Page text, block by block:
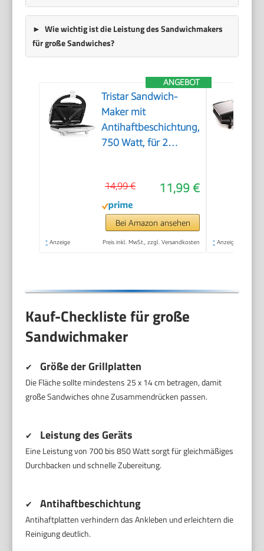
Wie wichtig ist die Leistung des Sandwichmakers
für große Sandwiches?
ANGEBOT
Tristar Sandwich-
Maker mit
Antihaftbeschichtung,
750 Watt, für 2
weiß
11,99 €
14,99 €
Bei Amazon ansehen
* Anzeige Preis inkl. MwSt., zzgl. Versandkosten * Anzeige
Kauf-Checkliste für große
Sandwichmaker
✔ Größe der Grillplatten
Die Fläche sollte mindestens 25 x 14 cm betragen, damit
große Sandwiches ohne Zusammendrücken passen.
✔ Leistung des Geräts
Eine Leistung von 700 bis 850 Watt sorgt für gleichmäßiges
Durchbacken und schnelle Zubereitung.
✔ Antihaftbeschichtung
Antihaftplatten verhindern das Ankleben und erleichtern die
Reinigung deutlich.